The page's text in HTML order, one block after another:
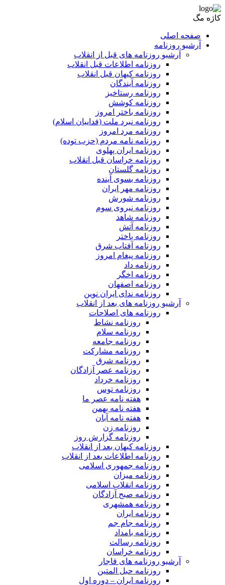
کاژه مگ
صفحه اصلی
آرشیو روزنامه
آرشیو روزنامه های قبل از انقلاب
روزنامه اطلاعات قبل انقلاب
روزنامه کیهان قبل انقلاب
روزنامه آیندگان
روزنامه رستاخیز
روزنامه کوشش
روزنامه باختر امروز
روزنامه نبرد ملت (فداییان اسلام)
روزنامه مرد امروز
روزنامه نامه مردم (حزب توده)
روزنامه ایران پهلوی
روزنامه خراسان قبل انقلاب
روزنامه گلستان
روزنامه بسوی آینده
روزنامه مهر ایران
روزنامه شورش
روزنامه نیروی سوم
روزنامه شاهد
روزنامه آتش
روزنامه باختر
روزنامه آفتاب شرق
روزنامه پیغام امروز
روزنامه داد
روزنامه اخگر
روزنامه اصفهان
روزنامه ندای ایران نوین
آرشیو روزنامه های بعد از انقلاب
روزنامه های اصلاحات
روزنامه نشاط
روزنامه سلام
روزنامه جامعه
روزنامه مشارکت
روزنامه شرق
روزنامه عصر آزادگان
روزنامه خرداد
روزنامه توس
هفته نامه عصر ما
هفته نامه بهمن
هفته نامه آبان
روزنامه زن
روزنامه گزارش روز
روزنامه کیهان بعد از انقلاب
روزنامه اطلاعات بعد از انقلاب
روزنامه جمهوری اسلامی
روزنامه میزان
روزنامه انقلاب اسلامی
روزنامه صبح آزادگان
روزنامه همشهری
روزنامه ایران
روزنامه جام جم
روزنامه بامداد
روزنامه رسالت
روزنامه خراسان
آرشیو روزنامه های قاجار
روزنامه حبل المتین
روزنامه ایران – دوره اول